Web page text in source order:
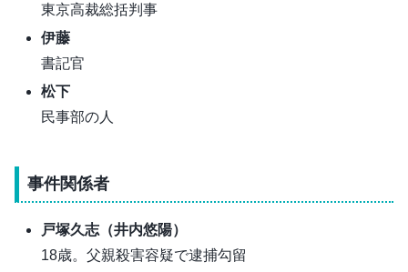
東京高裁総括判事
伊藤
書記官
松下
民事部の人
事件関係者
戸塚久志（井内悠陽）
18歳。父親殺害容疑で逮捕勾留